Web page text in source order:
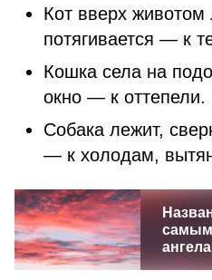
Кот вверх животом
потягивается — к
Кошка села на
окно — к оттепели.
Собака лежит,
— к холодам,